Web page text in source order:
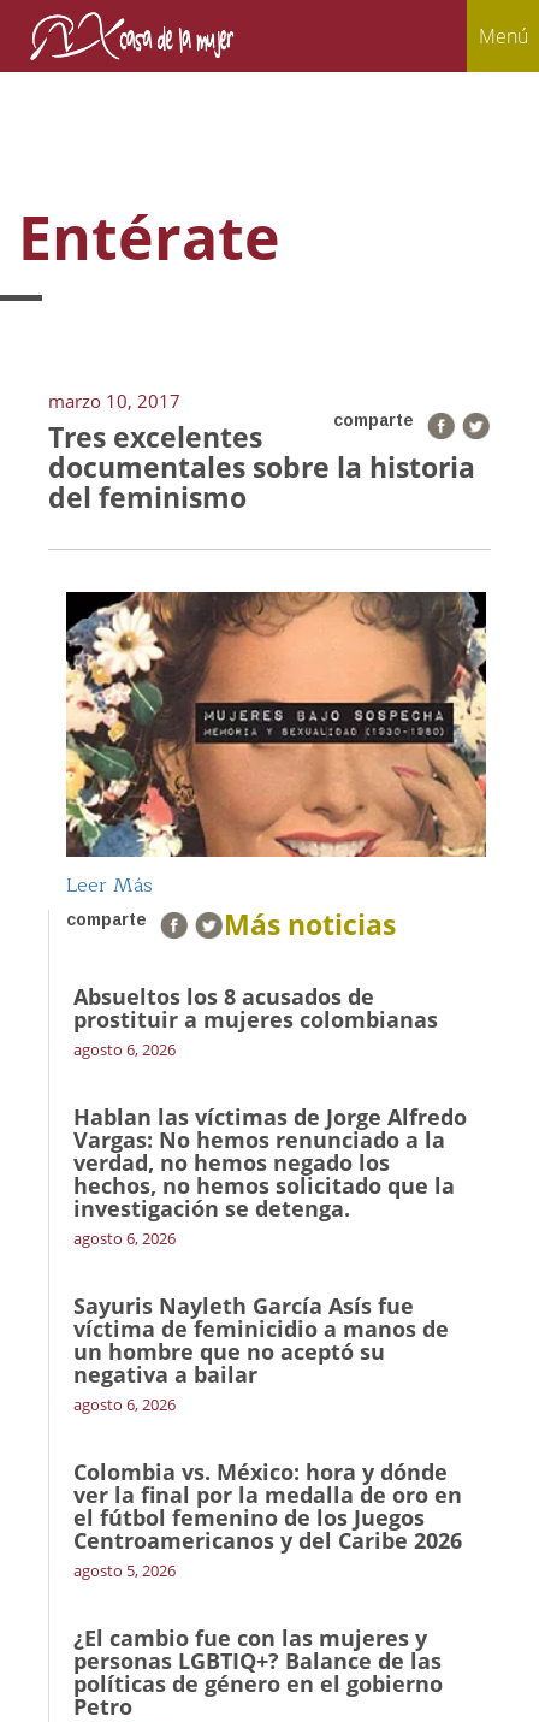
Menú
Entérate
marzo 10, 2017
comparte
Tres excelentes
documentales sobre la historia
del feminismo
Leer Más
comparte Más noticias
Absueltos los 8 acusados de
prostituir a mujeres colombianas
agosto 6, 2026
Hablan las víctimas de Jorge Alfredo
Vargas: No hemos renunciado a la
verdad, no hemos negado los
hechos, no hemos solicitado que la
investigación se detenga.
agosto 6, 2026
Sayuris Nayleth García Asís fue
víctima de feminicidio a manos de
un hombre que no aceptó su
negativa a bailar
agosto 6, 2026
Colombia vs. México: hora y dónde
ver la final por la medalla de oro en
el fútbol femenino de los Juegos
Centroamericanos y del Caribe 2026
agosto 5, 2026
¿El cambio fue con las mujeres y
personas LGBTIQ+? Balance de las
políticas de género en el gobierno
Petro